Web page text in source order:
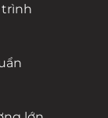
trình